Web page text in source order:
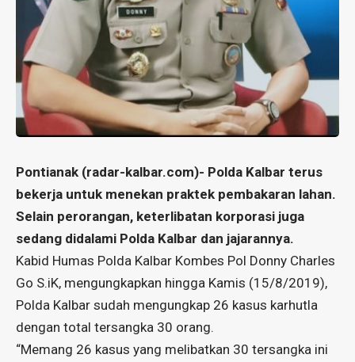
Pontianak (radar-kalbar.com)- Polda Kalbar terus
bekerja untuk menekan praktek pembakaran lahan.
Selain perorangan, keterlibatan korporasi juga
sedang didalami Polda Kalbar dan jajarannya.
Kabid Humas Polda Kalbar Kombes Pol Donny Charles
Go S.iK, mengungkapkan hingga Kamis (15/8/2019),
Polda Kalbar sudah mengungkap 26 kasus karhutla
dengan total tersangka 30 orang.
“Memang 26 kasus yang melibatkan 30 tersangka ini